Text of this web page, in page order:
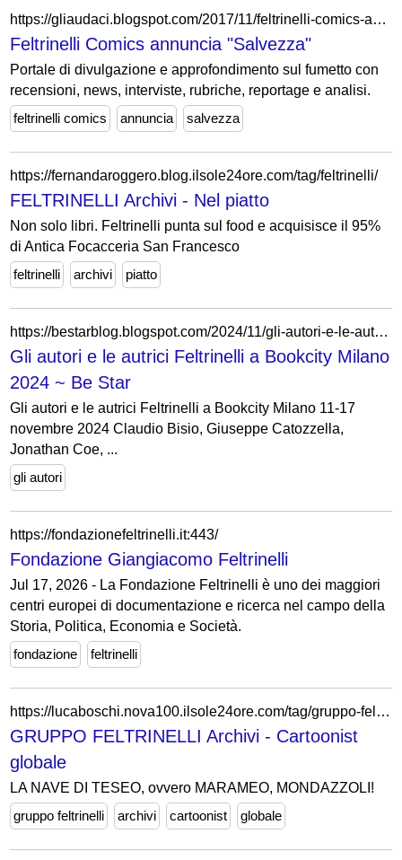
https://gliaudaci.blogspot.com/2017/11/feltrinelli-comics-annuncia-salvezza.html
Feltrinelli Comics annuncia "Salvezza"
Portale di divulgazione e approfondimento sul fumetto con
recensioni, news, interviste, rubriche, reportage e analisi.
feltrinelli comics
annuncia salvezza
https://fernandaroggero.blog.ilsole24ore.com/tag/feltrinelli/
FELTRINELLI Archivi - Nel piatto
Non solo libri. Feltrinelli punta sul food e acquisisce il 95%
di Antica Focacceria San Francesco
feltrinelli
archivi piatto
https://bestarblog.blogspot.com/2024/11/gli-autori-e-le-autrici-feltrinelli.html
Gli autori e le autrici Feltrinelli a Bookcity Milano
2024 ~ Be Star
Gli autori e le autrici Feltrinelli a Bookcity Milano 11-17
novembre 2024 Claudio Bisio, Giuseppe Catozzella,
Jonathan Coe, ...
gli autori
https://fondazionefeltrinelli.it:443/
Fondazione Giangiacomo Feltrinelli
Jul 17, 2026 - La Fondazione Feltrinelli è uno dei maggiori
centri europei di documentazione e ricerca nel campo della
Storia, Politica, Economia e Società.
fondazione
feltrinelli
https://lucaboschi.nova100.ilsole24ore.com/tag/gruppo-feltrinelli/
GRUPPO FELTRINELLI Archivi - Cartoonist
globale
LA NAVE DI TESEO, ovvero MARAMEO, MONDAZZOLI!
gruppo feltrinelli
archivi cartoonist globale